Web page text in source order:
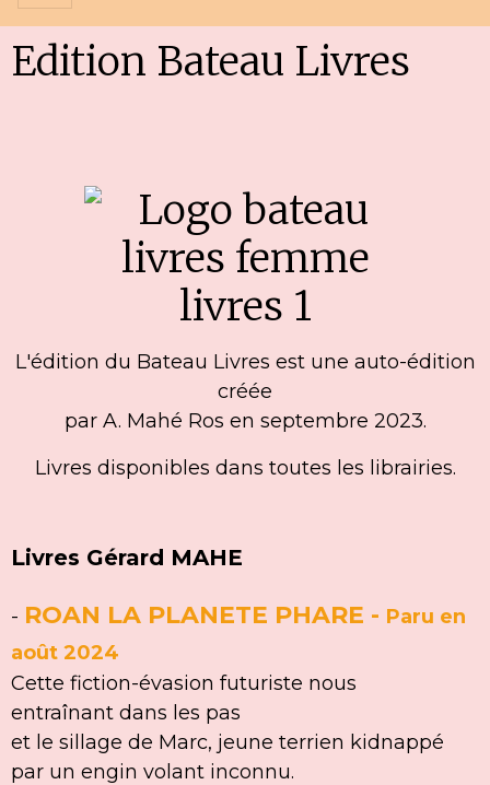
Edition Bateau Livres
L'édition du Bateau Livres est une auto-édition
créée
par A. Mahé Ros en septembre 2023.
Livres disponibles dans toutes les librairies.
Livres Gérard MAHE
- ROAN LA PLANETE PHARE - Paru en
août 2024
Cette fiction-évasion futuriste nous
entraînant dans les pas
et le sillage de Marc, jeune terrien kidnappé
par un engin volant inconnu.